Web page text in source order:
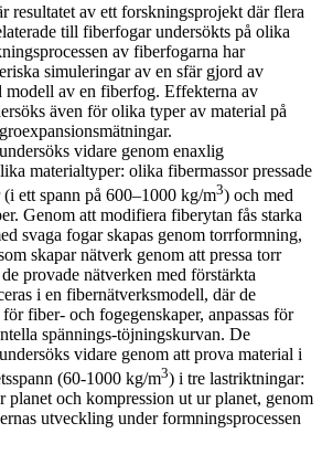
resultatet av ett forskningsprojekt där flera
till fiberfogar undersökts på olika
av fiberfogarna har
simuleringar av en sfär gjord av
modell av en fiberfog. Effekterna av
även för olika typer av material på
vidare genom enaxlig
materialtyper: olika fibermassor pressade
ett spann på 600–1000 kg/m3) och med
Genom att modifiera fiberytan fås starka
svaga fogar skapas genom torrformning,
skapar nätverk genom att pressa torr
provade nätverken med förstärkta
i en fibernätverksmodell, där de
fiber- och fogegenskaper, anpassas för
spännings-töjningskurvan. De
vidare genom att prova material i
(60-1000 kg/m3) i tre lastriktningar:
planet och kompression ut ur planet, genom
utveckling under formningsprocessen